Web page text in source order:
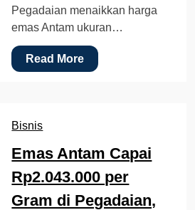
Pegadaian menaikkan harga
emas Antam ukuran…
Read More
Bisnis
Emas Antam Capai
Rp2.043.000 per
Gram di Pegadaian,